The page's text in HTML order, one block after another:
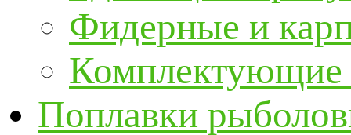
Фидерные и
Поплавки